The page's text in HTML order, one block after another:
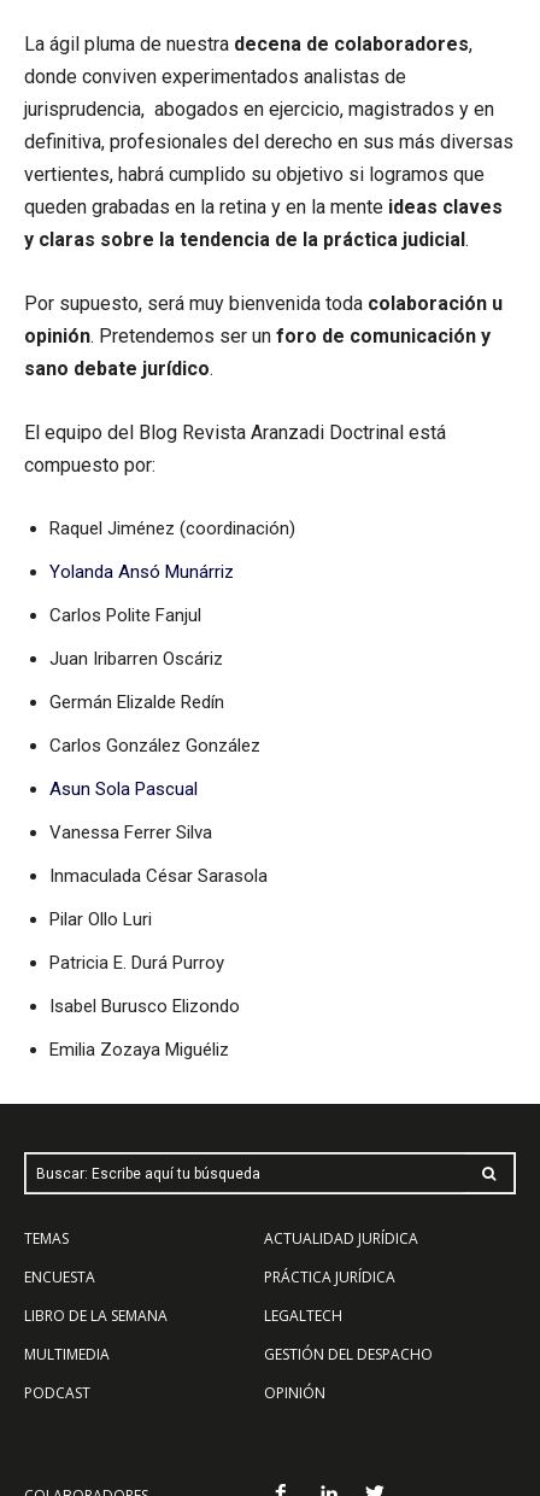
La ágil pluma de nuestra decena de colaboradores,
donde conviven experimentados analistas de
jurisprudencia, abogados en ejercicio, magistrados y en
definitiva, profesionales del derecho en sus más diversas
vertientes, habrá cumplido su objetivo si logramos que
queden grabadas en la retina y en la mente ideas claves
y claras sobre la tendencia de la práctica judicial .
Por supuesto, será muy bienvenida toda colaboración u
opinión. Pretendemos ser un foro de comunicación y
sano debate jurídico.
El equipo del Blog Revista Aranzadi Doctrinal está
compuesto por:
Raquel Jiménez (coordinación)
Yolanda Ansó Munárriz
Carlos Polite Fanjul
Juan Iribarren Oscáriz
Germán Elizalde Redín
Carlos González González
Asun Sola Pascual
Vanessa Ferrer Silva
Inmaculada César Sarasola
Pilar Ollo Luri
Patricia E. Durá Purroy
Isabel Burusco Elizondo
Emilia Zozaya Miguéliz
Buscar: Escribe aquí tu búsqueda
TEMAS
ENCUESTA
LIBRO DE LA SEMANA
MULTIMEDIA
PODCAST
ACTUALIDAD JURÍDICA
PRÁCTICA JURÍDICA
LEGALTECH
GESTIÓN DEL DESPACHO
OPINIÓN